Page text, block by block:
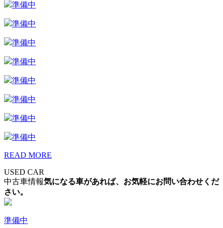
準備中
準備中
準備中
準備中
準備中
準備中
準備中
準備中
READ MORE
USED CAR
中古車情報気になる車があれば、お気軽にお問い合わせくだ
さい。
準備中